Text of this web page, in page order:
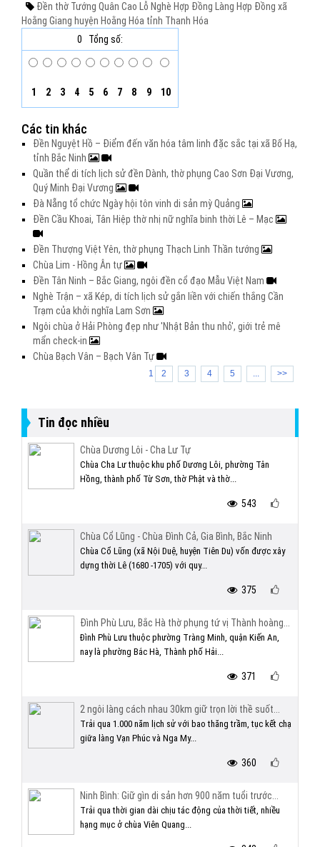
Đền thờ Tướng Quân Cao Lỗ Nghè Hợp Đồng Làng Hợp Đồng xã
Hoằng Giang huyện Hoằng Hóa tỉnh Thanh Hóa
0
Tổng số:
1 2 3 4 5 6 7 8 9 10
Các tin khác
Đền Nguyệt Hồ – Điểm đến văn hóa tâm linh đặc sắc tại xã Bố Hạ,
tỉnh Bắc Ninh
Quần thể di tích lịch sử đền Dành, thờ phụng Cao Sơn Đại Vương,
Quý Minh Đại Vương
Đà Nẵng tổ chức Ngày hội tôn vinh di sản mỳ Quảng
Đền Cầu Khoai, Tân Hiệp thờ nhị nữ nghĩa binh thời Lê – Mạc
Đền Thượng Việt Yên, thờ phụng Thạch Linh Thần tướng
Chùa Lim - Hồng Ân tự
Đền Tân Ninh – Bắc Giang, ngôi đền cổ đạo Mẫu Việt Nam
Nghè Trận – xã Kép, di tích lịch sử gắn liền với chiến thắng Cần
Trạm của khởi nghĩa Lam Sơn
Ngôi chùa ở Hải Phòng đẹp như 'Nhật Bản thu nhỏ', giới trẻ mê
mẩn check-in
Chùa Bạch Vân – Bạch Vân Tự
1 2 3 4 5 ... >>
Tin đọc nhiều
Chùa Dương Lôi - Cha Lư Tự
Chùa Cha Lư thuộc khu phố Dương Lôi, phường Tân
Hồng, thành phố Từ Sơn, thờ Phật và thờ...
543
Chùa Cổ Lũng - Chùa Đình Cả, Gia Bình, Bắc Ninh
Chùa Cổ Lũng (xã Nội Duệ, huyện Tiên Du) vốn được xây
dựng thời Lê (1680 -1705) với quy...
375
Đình Phù Lưu, Bắc Hà thờ phụng tứ vị Thành hoàng...
Đình Phù Lưu thuộc phường Tràng Minh, quận Kiến An,
nay là phường Bắc Hà, Thành phố Hải...
371
2 ngôi làng cách nhau 30km giữ trọn lời thề suốt...
Trải qua 1.000 năm lịch sử với bao thăng trầm, tục kết chạ
giữa làng Vạn Phúc và Nga My...
360
Ninh Bình: Giữ gìn di sản hơn 900 năm tuổi trước...
Trải qua thời gian dài chịu tác động của thời tiết, nhiều
hạng mục ở chùa Viên Quang...